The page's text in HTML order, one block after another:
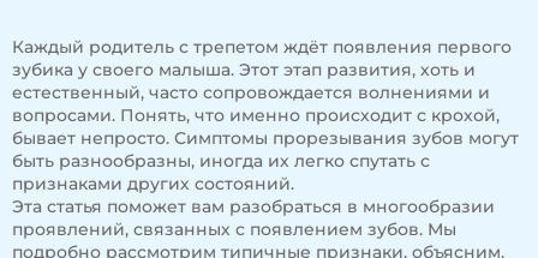
Каждый родитель с трепетом ждёт появления первого
зубика у своего малыша. Этот этап развития, хоть и
естественный, часто сопровождается волнениями и
вопросами. Понять, что именно происходит с крохой,
бывает непросто. Симптомы прорезывания зубов могут
быть разнообразны, иногда их легко спутать с
признаками других состояний.
Эта статья поможет вам разобраться в многообразии
проявлений, связанных с появлением зубов. Мы
подробно рассмотрим типичные признаки, объясним,